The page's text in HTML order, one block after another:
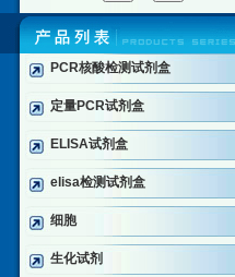
PCR核酸检测试剂盒
定量PCR试剂盒
ELISA试剂盒
elisa检测试剂盒
细胞
生化试剂